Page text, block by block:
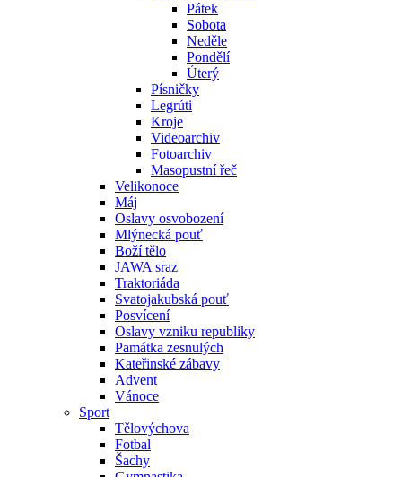
Pátek
Sobota
Neděle
Pondělí
Úterý
Písničky
Legrúti
Kroje
Videoarchiv
Fotoarchiv
Masopustní řeč
Velikonoce
Máj
Oslavy osvobození
Mlýnecká pouť
Boží tělo
JAWA sraz
Traktoriáda
Svatojakubská pouť
Posvícení
Oslavy vzniku republiky
Památka zesnulých
Kateřinské zábavy
Advent
Vánoce
Sport
Tělovýchova
Fotbal
Šachy